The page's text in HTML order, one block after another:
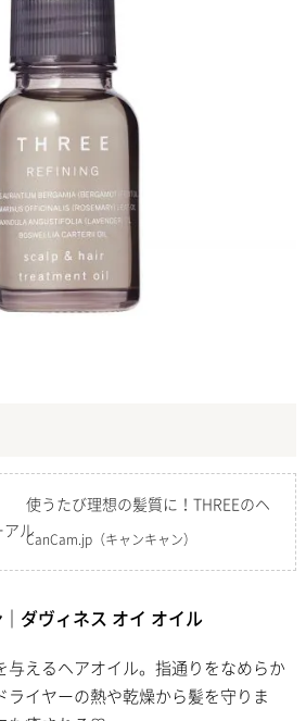
使うたび理想の髪質に！THREEのヘ
ルCanCam.jp （キャンキャン）
ダヴィネス オイ オイル
与えるヘアオイル。指通りをなめらか
ライヤーの熱や乾燥から髪を守りま